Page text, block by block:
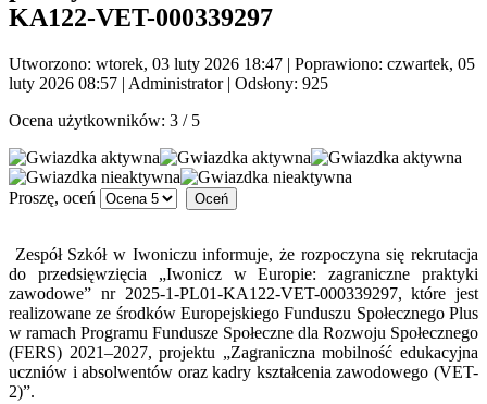
KA122-VET-000339297
Utworzono: wtorek, 03 luty 2026 18:47 | Poprawiono: czwartek, 05
luty 2026 08:57 | Administrator| Odsłony: 925
Ocena użytkowników: 3 / 5
Proszę, oceń
Zespół Szkół w Iwoniczu informuje, że rozpoczyna się rekrutacja
do przedsięwzięcia „Iwonicz w Europie: zagraniczne praktyki
zawodowe” nr 2025-1-PL01-KA122-VET-000339297, które jest
realizowane ze środków Europejskiego Funduszu Społecznego Plus
w ramach Programu Fundusze Społeczne dla Rozwoju Społecznego
(FERS) 2021–2027, projektu „Zagraniczna mobilność edukacyjna
uczniów i absolwentów oraz kadry kształcenia zawodowego (VET-
2)”.